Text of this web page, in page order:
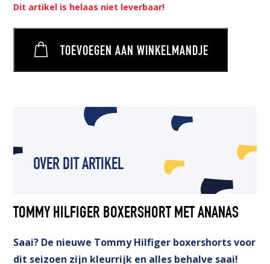
Dit artikel is helaas niet leverbaar!
TOEVOEGEN AAN WINKELMANDJE
OVER DIT ARTIKEL
TOMMY HILFIGER BOXERSHORT MET ANANAS
Saai? De nieuwe Tommy Hilfiger boxershorts voor
dit seizoen zijn kleurrijk en alles behalve saai!